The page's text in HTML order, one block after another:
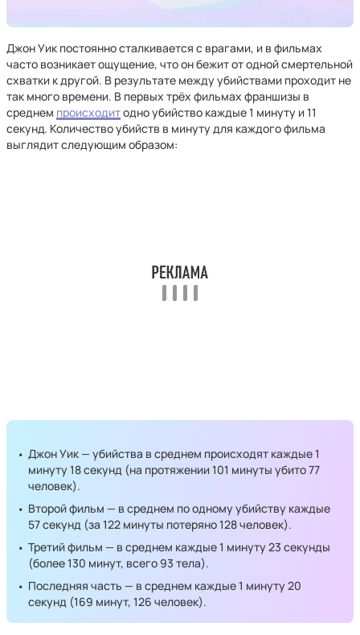
Джон Уик постоянно сталкивается с врагами, и в фильмах
часто возникает ощущение, что он бежит от одной смертельной
схватки к другой. В результате между убийствами проходит не
так много времени. В первых трёх фильмах франшизы в
среднем происходитодно убийство каждые 1 минуту и 11
секунд. Количество убийств в минуту для каждого фильма
выглядит следующим образом:
Джон Уик — убийства в среднем происходят каждые 1
минуту 18 секунд (на протяжении 101 минуты убито 77
человек).
Второй фильм — в среднем по одному убийству каждые
57 секунд (за 122 минуты потеряно 128 человек).
Третий фильм — в среднем каждые 1 минуту 23 секунды
(более 130 минут, всего 93 тела).
Последняя часть — в среднем каждые 1 минуту 20
секунд (169 минут, 126 человек).